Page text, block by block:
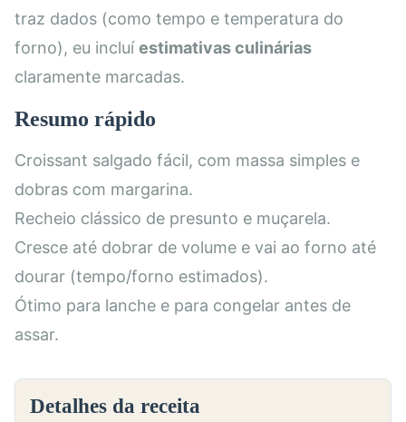
traz dados (como tempo e temperatura do
forno), eu incluíestimativas culinárias
claramente marcadas.
Resumo rápido
Croissant salgado fácil, com massa simples e
dobras com margarina.
Recheio clássico de presunto e muçarela.
Cresce até dobrar de volume e vai ao forno até
dourar (tempo/forno estimados).
Ótimo para lanche e para congelar antes de
assar.
Detalhes da receita